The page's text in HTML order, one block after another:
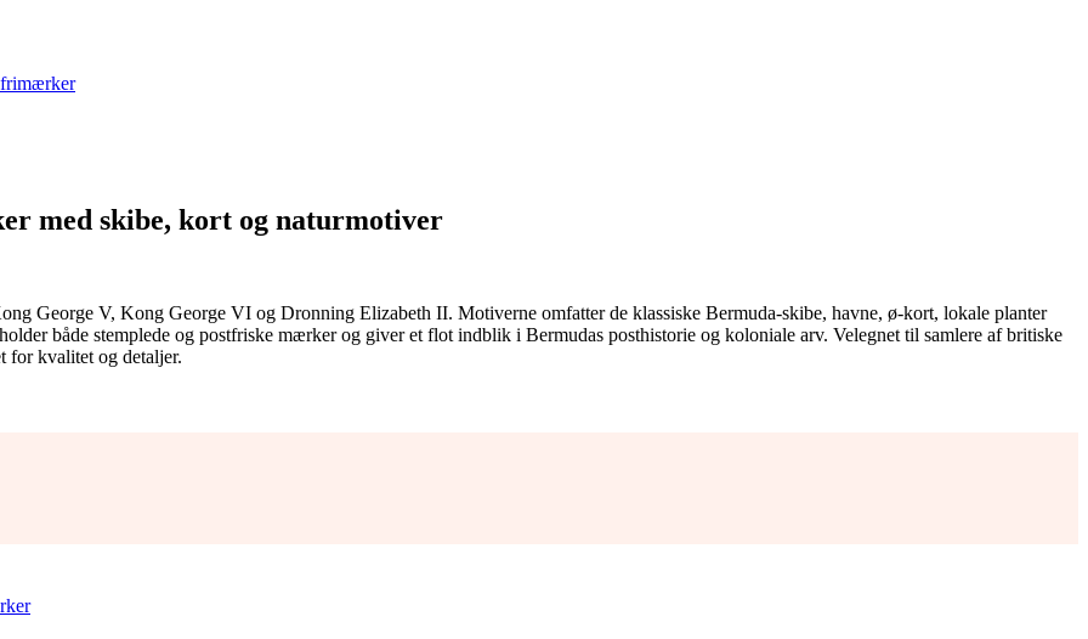
frimærker
med skibe, kort og naturmotiver
George V, Kong George VI og Dronning Elizabeth II. Motiverne omfatter de klassiske Bermuda-skibe, havne, ø-kort, lokale planter
både stemplede og postfriske mærker og giver et flot indblik i Bermudas posthistorie og koloniale arv. Velegnet til samlere af britiske
for kvalitet og detaljer.